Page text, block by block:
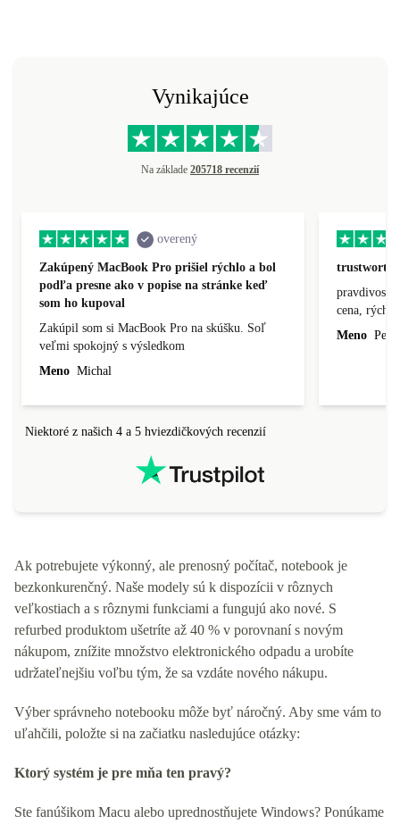
Vynikajúce
Na základe 205718 recenzií
overený
Zakúpený MacBook Pro prišiel rýchlo a bol
podľa presne ako v popise na stránke keď
som ho kupoval
Zakúpil som si MacBook Pro na skúšku. Soľ
veľmi spokojný s výsledkom
Meno Michal
pravdivosť,
cena,
Meno
Niektoré z našich 4 a 5 hviezdičkových recenzií
Ak potrebujete výkonný, ale prenosný počítač, notebook je
bezkonkurenčný. Naše modely sú k dispozícii v rôznych
veľkostiach a s rôznymi funkciami a fungujú ako nové. S
refurbed produktom ušetríte až 40 % v porovnaní s novým
nákupom, znížite množstvo elektronického odpadu a urobíte
udržateľnejšiu voľbu tým, že sa vzdáte nového nákupu.
Výber správneho notebooku môže byť náročný. Aby sme vám to
uľahčili, položte si na začiatku nasledujúce otázky:
Ktorý systém je pre mňa ten pravý?
Ste fanúšikom Macu alebo uprednostňujete Windows? Ponúkame